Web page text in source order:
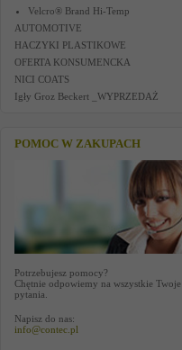
Velcro® Brand Hi-Temp
AUTOMOTIVE
HACZYKI PLASTIKOWE
OFERTA KONSUMENCKA
NICI COATS
Igły Groz Beckert _WYPRZEDAŻ
POMOC W ZAKUPACH
Potrzebujesz pomocy?
Chętnie odpowiemy na wszystkie Twoje
pytania.
Napisz do nas:
info@contec.pl